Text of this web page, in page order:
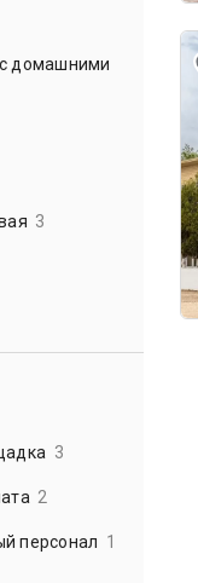
домашними
3
3
2
персонал 1